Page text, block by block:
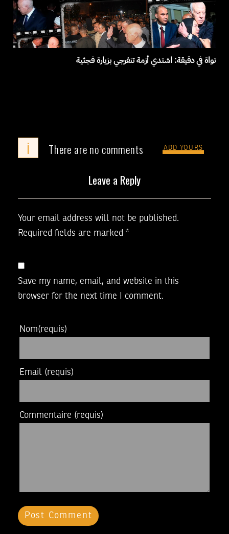
نواة في دقيقة: اشتدي أزمة تنفرجي بزيارة فجئية
i There are no comments ADD YOURS
Leave a Reply
Your email address will not be published.
Required fields are marked *
Save my name, email, and website in this
browser for the next time I comment.
Nom(requis)
Email (requis)
Commentaire (requis)